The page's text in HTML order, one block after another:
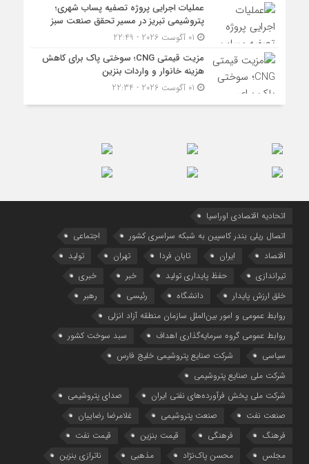
عملیات اجرایی پروژه تصفیه پساب شهری؛
پتروشیمی تبریز در مسیر تحقق صنعت سبز
مزیت قیمتی CNG؛ سوختی پاک برای کاهش
هزینه خانوار و واردات بنزین
اتحادیه اقتصادی اوراسیا
اتصال ریلی بندر کاسپین به شبکه سراسری کشور
اجتماعی
اقتصاد
ایران تابان فردا تهران
تولید
تیراندازی
حفظ پایداری تولید خبر
خبری
خلق ارزش پایدار
دانشگاه رئیسی
رهبر
روابط عمومی و امور بین‌الملل سازمان منطقه آزاد انزلی
روابط عمومی گروه سرمایه‌گذاری اهداف
سبد سوخت کشور
سیاسی
شرکت صنایع پتروشیمی خلیج فارس
شرکت ملی صنایع پتروشیمی
شرکت ملی پخش فرآورده‌های نفتی ایران
صدای پتروشیمی
صنعت نفت
صنعت پتروشیمی
غلامرضا رضاییان
فرهنگ
فرهنگی قیمت بنزین
قیمت نفت
مجلس
محسن پاک‌نژاد مذهبی ناترازی بنزین